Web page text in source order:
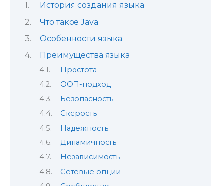
История создания языка
Что такое Java
Особенности языка
Преимущества языка
Простота
ООП-подход
Безопасность
Скорость
Надежность
Динамичность
Независимость
Сетевые опции